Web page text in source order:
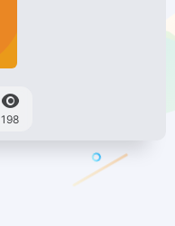
198